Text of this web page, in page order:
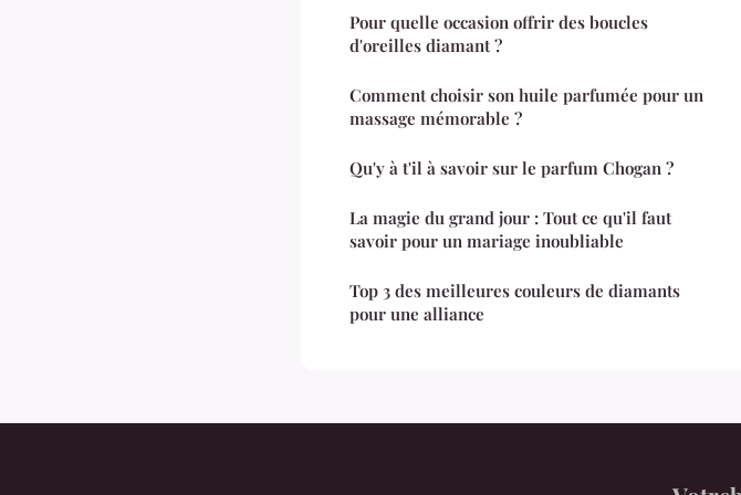
Pour quelle occasion offrir des boucles
d'oreilles diamant ?
Comment choisir son huile parfumée pour un
massage mémorable ?
Qu'y à t'il à savoir sur le parfum Chogan ?
La magie du grand jour : Tout ce qu'il faut
savoir pour un mariage inoubliable
Top 3 des meilleures couleurs de diamants
pour une alliance